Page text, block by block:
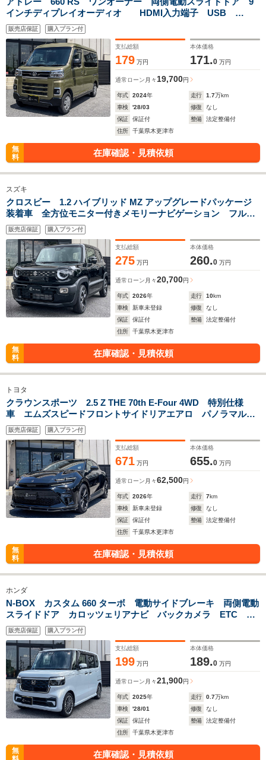
インチディプレイオーディオ HDMI入力端子 USB
Bluetooth バックカメラ ETC スマートキー LEDヘッド
ランプ リフトアップ
販売店保証 購入プラン付
支払総額
179 万円
本体価格
171.0 万円
通常ローン 月々 19,700円
年式 2024年 走行 1.7万km
車検
'28/03 修復
なし
保証
保証付 整備
法定整備付
住所
千葉県木更津市
無
料
在庫確認・見積依頼
スズキ
クロスビー 1.2 ハイブリッド MZ アップグレードパッケージ
装着車 全方位モニター付きメモリーナビゲーション フルセ
グTV Bluetooth スズキコネクト対応 ヘッドアップディス
プレイ シートヒーター ステアリングヒーター アップグレ
ードパッケージ
販売店保証 購入プラン付
支払総額
275 万円
本体価格
260.0 万円
通常ローン 月々20,700円
年式 2026年 走行 10km
車検
新車未登録 修復
なし
保証
保証付 整備
法定整備付
住所
千葉県木更津市
無
料
在庫確認・見積依頼
トヨタ
クラウンスポーツ 2.5 Z THE 70th E-Four 4WD 特別仕様
車 エムズスピードフロントサイドリアエアロ パノラマルー
フ パノラミックビューモニター BSM ETC2.0
Bluetooth コネクティッドナビ デジタルキー 寒冷地仕
様 パワーバックドア
販売店保証 購入プラン付
支払総額
671 万円
本体価格
655.0 万円
通常ローン 月々62,500円
年式 2026年 走行 7km
車検
新車未登録 修復
なし
保証
保証付 整備
法定整備付
住所
千葉県木更津市
無
料
在庫確認・見積依頼
ホンダ
N-BOX カスタム 660 ターボ 電動サイドブレーキ 両側電動
スライドドア カロッツェリアナビ バックカメラ ETC デ
ジタルインナーミラー型前後ドライブレコーダー Bluetooth
オーディオ LEDヘッドランプ スマートキー
販売店保証 購入プラン付
支払総額
199 万円
本体価格
189.0 万円
通常ローン 月々21,900円
年式 2025年 走行 0.7万km
車検
'28/01 修復
なし
保証
保証付 整備
法定整備付
住所
千葉県木更津市
無
在庫確認・見積依頼